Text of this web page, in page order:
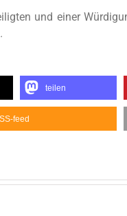
und einer
teilen
feed